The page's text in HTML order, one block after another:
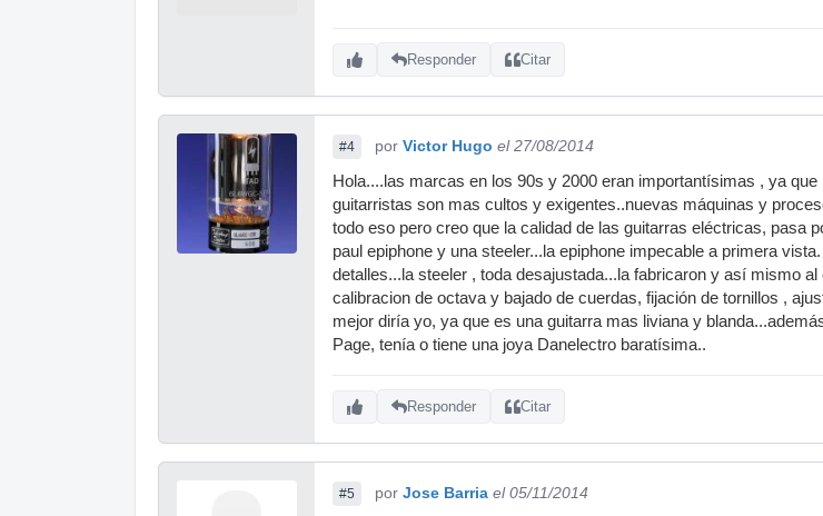
Responder Citar
#4 por Victor Hugo el 27/08/2014
Hola....las marcas en los 90s y 2000 eran importantísimas , ya
guitarristas son mas cultos y exigentes..nuevas máquinas y
todo eso pero creo que la calidad de las guitarras eléctricas, pasa
paul epiphone y una steeler...la epiphone impecable a primera
detalles...la steeler , toda desajustada...la fabricaron y así mismo
calibracion de octava y bajado de cuerdas, fijación de tornillos ,
mejor diría yo, ya que es una guitarra mas liviana y
Page, tenía o tiene una joya Danelectro baratísima..
Responder Citar
#5 por Jose Barria el 05/11/2014